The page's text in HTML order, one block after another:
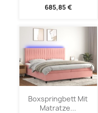
685,85 €
Boxspringbett Mit
Matratze...